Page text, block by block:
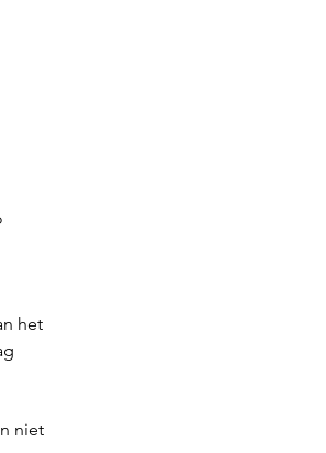
het
niet